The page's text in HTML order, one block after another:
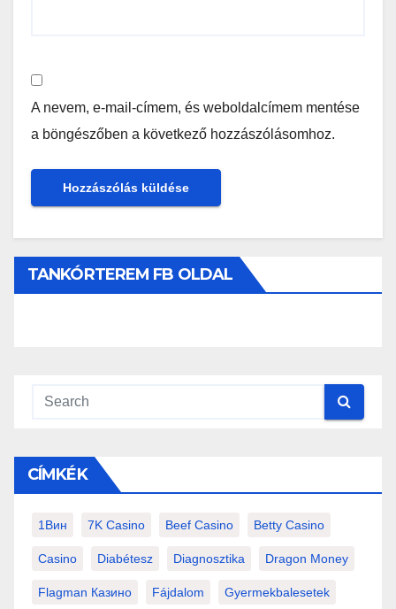
A nevem, e-mail-címem, és weboldalcímem mentése
a böngészőben a következő hozzászólásomhoz.
TANKÓRTEREM FB OLDAL
CÍMKÉK
1Вин 7K Casino Beef Casino Betty Casino
Casino Diabétesz Diagnosztika Dragon Money
Flagman Казино Fájdalom Gyermekbalesetek